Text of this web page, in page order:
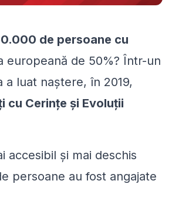
de persoane cu
europeană de 50%? Într-un
luat naștere, în 2019,
cu Cerințe și Evoluții
accesibil și mai deschis
persoane au fost angajate